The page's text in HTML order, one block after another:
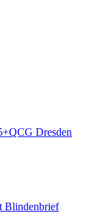
Dresden
Blindenbrief